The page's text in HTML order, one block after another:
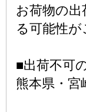
お荷物の出
る可能性が
■出荷不可
熊本県・宮